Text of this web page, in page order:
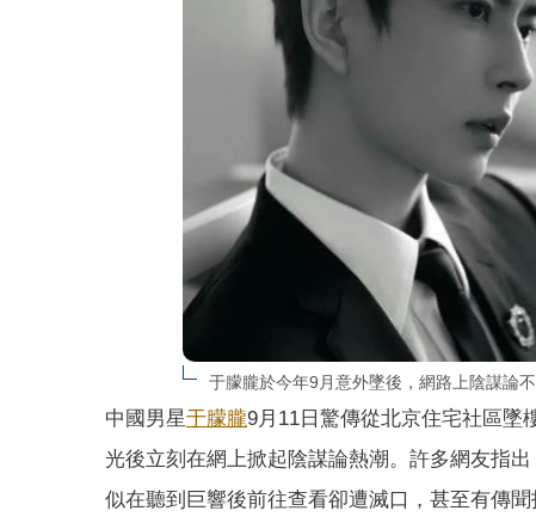
于朦朧於今年9月意外墜後，網路上陰謀論
中國男星于朦朧9月11日驚傳從北京住宅社區墜
光後立刻在網上掀起陰謀論熱潮。許多網友指
似在聽到巨響後前往查看卻遭滅口，甚至有傳聞